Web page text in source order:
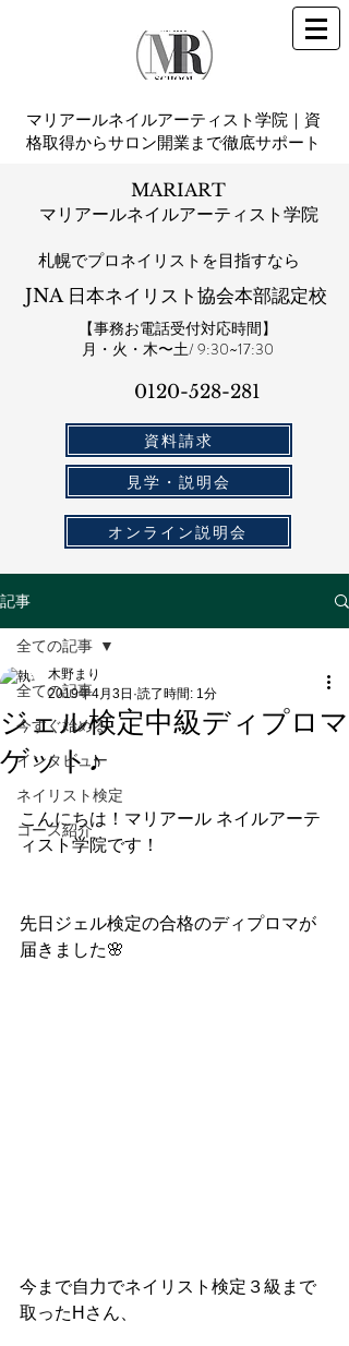
マリアールネイルアーティスト学院｜資
格取得からサロン開業まで徹底サポート
MARIART
マリアールネイルアーティスト学院
札幌​でプロネイリストを目指すなら
JNA 日本ネイリスト協会本部認定校
【事務お電話受付対応時間】
​月・火・木〜土/ 9:30~17:30
0120-528-281​
資料請求
見学・説明会
オンライン説明会
記事
全ての記事
今すぐ始める
インタビュー
ネイリスト検定
コース紹介
全ての記事
ジェル検定中級ディプロマ
ゲット♪
木野まり
2019年4月3日 読了時間: 1分
こんにちは！マリアール ネイルアーテ
ィスト学院です！
先日ジェル検定の合格のディプロマが
届きました🌸
今まで自力でネイリスト検定３級まで
取ったHさん、